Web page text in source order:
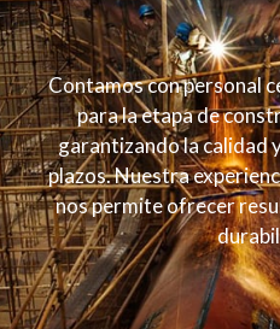
Contamos con personal
para la etapa de
garantizando la calidad
plazos. Nuestra
nos permite ofrecer